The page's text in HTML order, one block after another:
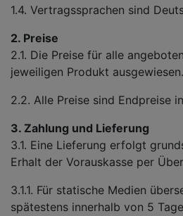
1.4. Vertragssprachen sind
2. Preise
2.1. Die Preise für alle
jeweiligen Produkt ausgewiesen.
2.2. Alle Preise sind Endpreise
3. Zahlung und Lieferung
3.1. Eine Lieferung erfolgt
Erhalt der Vorauskasse per
3.1.1. Für statische Medien
spätestens innerhalb von 5